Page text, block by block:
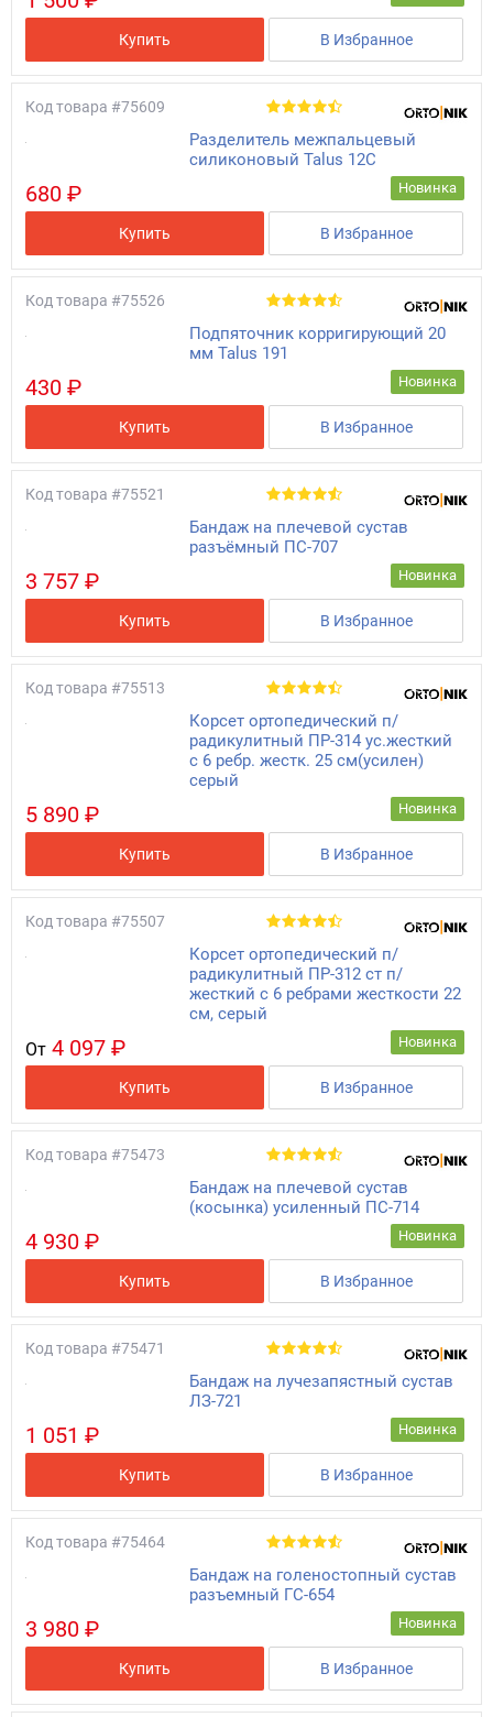
Купить В Избранное
Код товара #75609
Разделитель межпальцевый
силиконовый Talus 12C
Новинка
680 ₽
Купить В Избранное
Код товара #75526
Подпяточник корригирующий 20
мм Talus 191
Новинка
430 ₽
Купить В Избранное
Код товара #75521
Бандаж на плечевой сустав
разъёмный ПС-707
Новинка
3 757 ₽
Купить В Избранное
Код товара #75513
Корсет ортопедический п/
радикулитный ПР-314 ус.жесткий
с 6 ребр. жестк. 25 см(усилен)
серый
Новинка
5 890 ₽
Купить В Избранное
Код товара #75507
Корсет ортопедический п/
радикулитный ПР-312 ст п/
жесткий с 6 ребрами жесткости 22
см, серый
Новинка
От 4 097 ₽
Купить В Избранное
Код товара #75473
Бандаж на плечевой сустав
(косынка) усиленный ПС-714
Новинка
4 930 ₽
Купить В Избранное
Код товара #75471
Бандаж на лучезапястный сустав
ЛЗ-721
Новинка
1 051 ₽
Купить В Избранное
Код товара #75464
Бандаж на голеностопный сустав
разъемный ГС-654
Новинка
3 980 ₽
Купить В Избранное